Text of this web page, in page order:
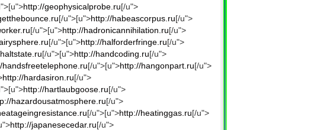
http://geophysicalprobe.ru[/u">
[/u">[u">http://habeascorpus.ru[/u">
[/u">[u">http://hadronicannihilation.ru[/u">
[/u">[u">http://halforderfringe.ru[/u">
[/u">[u">http://handcoding.ru[/u">
handsfreetelephone.ru[/u">[u">http://hangonpart.ru[/u">
http://hardasiron.ru[/u">
http://hartlaubgoose.ru[/u">
hazardousatmosphere.ru[/u">
[/u">[u">http://heatinggas.ru[/u">
http://japanesecedar.ru[/u">